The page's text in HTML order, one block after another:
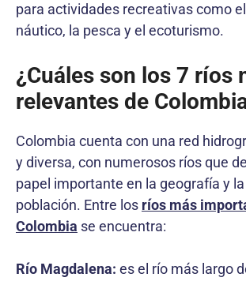
para actividades recreativas como
náutico, la pesca y el ecoturismo.
¿Cuáles son los 7 ríos
relevantes de
Colombia cuenta con una red
y diversa, con numerosos ríos que
papel importante en la geografía y
población. Entre los ríos más
Colombia se encuentra:
Río Magdalena: es el río más largo